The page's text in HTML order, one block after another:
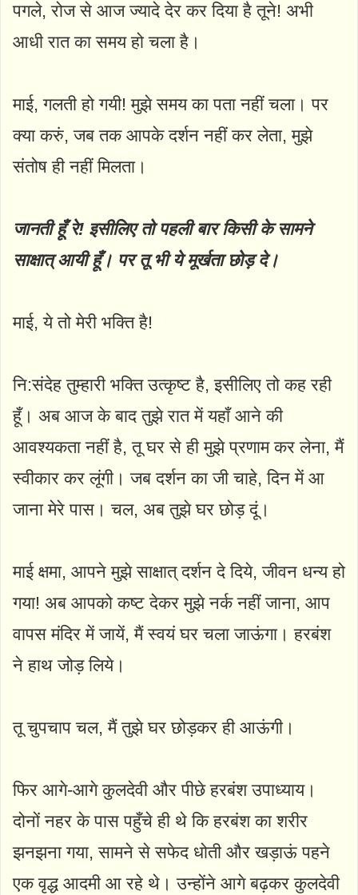
पगले, रोज से आज ज्यादे देर कर दिया है तूने! अभी
आधी रात का समय हो चला है।
माई, गलती हो गयी! मुझे समय का पता नहीं चला। पर
क्या करुं, जब तक आपके दर्शन नहीं कर लेता, मुझे
संतोष ही नहीं मिलता।
जानती हूँ रे! इसीलिए तो पहली बार किसी के सामने
साक्षात् आयी हूँ। पर तू भी ये मूर्खता छोड़ दे।
माई, ये तो मेरी भक्ति है!
नि:संदेह तुम्हारी भक्ति उत्कृष्ट है, इसीलिए तो कह रही
हूँ। अब आज के बाद तुझे रात में यहाँ आने की
आवश्यकता नहीं है, तू घर से ही मुझे प्रणाम कर लेना, मैं
स्वीकार कर लूंगी। जब दर्शन का जी चाहे, दिन में आ
जाना मेरे पास। चल, अब तुझे घर छोड़ दूं।
माई क्षमा, आपने मुझे साक्षात् दर्शन दे दिये, जीवन धन्य हो
गया! अब आपको कष्ट देकर मुझे नर्क नहीं जाना, आप
वापस मंदिर में जायें, मैं स्वयं घर चला जाऊंगा। हरबंश
ने हाथ जोड़ लिये।
तू चुपचाप चल, मैं तुझे घर छोड़कर ही आऊंगी।
फिर आगे-आगे कुलदेवी और पीछे हरबंश उपाध्याय।
दोनों नहर के पास पहुँचे ही थे कि हरबंश का शरीर
झनझना गया, सामने से सफेद धोती और खड़ाऊं पहने
एक वृद्ध आदमी आ रहे थे। उन्होंने आगे बढ़कर कुलदेवी